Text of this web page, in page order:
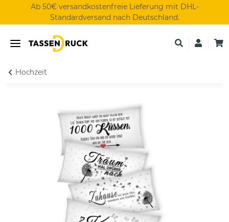
Ab 50€ versandkostenfreie Lieferung mit DHL-
Standardversand nach Deutschland.
Hochzeit